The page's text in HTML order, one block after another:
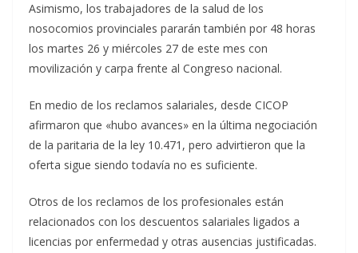
Asimismo, los trabajadores de la salud de los
nosocomios provinciales pararán también por 48 horas
los martes 26 y miércoles 27 de este mes con
movilización y carpa frente al Congreso nacional.
En medio de los reclamos salariales, desde CICOP
afirmaron que «hubo avances» en la última negociación
de la paritaria de la ley 10.471, pero advirtieron que la
oferta sigue siendo todavía no es suficiente.
Otros de los reclamos de los profesionales están
relacionados con los descuentos salariales ligados a
licencias por enfermedad y otras ausencias justificadas.